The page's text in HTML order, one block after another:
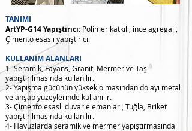
TANIMI
ArtYP-G14 Yapıştırıcı: Polimer katkılı, ince agregalı,
Çimento esaslı yapıştırıcı.
KULLANIM ALANLARI
1- Seramik, Fayans, Granit, Mermer ve Taş
yapıştırılmasında kullanılır.
2- Yapışma gücünün yüksek olmasından dolayı metal
ve ahşap yüzeylerinde kullanılır.
3- Çimento esaslı duvar elemanları, Tuğla, Briket
yapıştırılmasında kullanılır.
4- Havuzlarda seramik ve mermer yapıştırmasında